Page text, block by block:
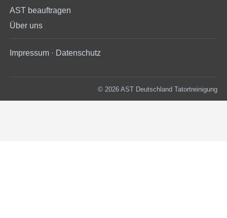
AST beauftragen
Über uns
Impressum · Datenschutz
© 2026 AST Deutschland Tatortreinigung